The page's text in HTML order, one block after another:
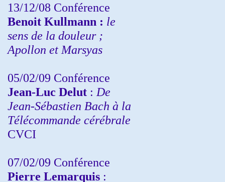
13/12/08 Conférence
Benoit Kullmann : le
sens de la douleur ;
Apollon et Marsyas
05/02/09 Conférence
Jean-Luc Delut : De
Jean-Sébastien Bach à la
Télécommande cérébrale
CVCI
07/02/09 Conférence
Pierre Lemarquis :